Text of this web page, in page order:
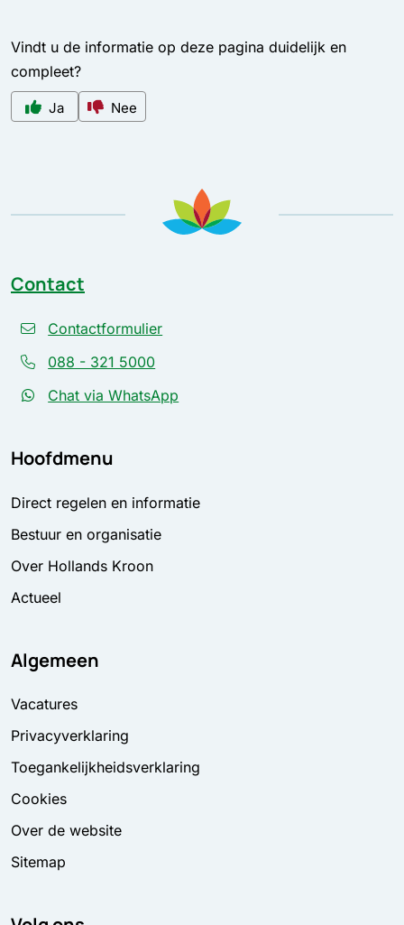
Vindt u de informatie op deze pagina duidelijk en
compleet?
Ja Nee
Contact
Contactformulier
088 - 321 5000
Chat via WhatsApp
Hoofdmenu
Direct regelen en informatie
Bestuur en organisatie
Over Hollands Kroon
Actueel
Algemeen
Vacatures
Privacyverklaring
Toegankelijkheidsverklaring
Cookies
Over de website
Sitemap